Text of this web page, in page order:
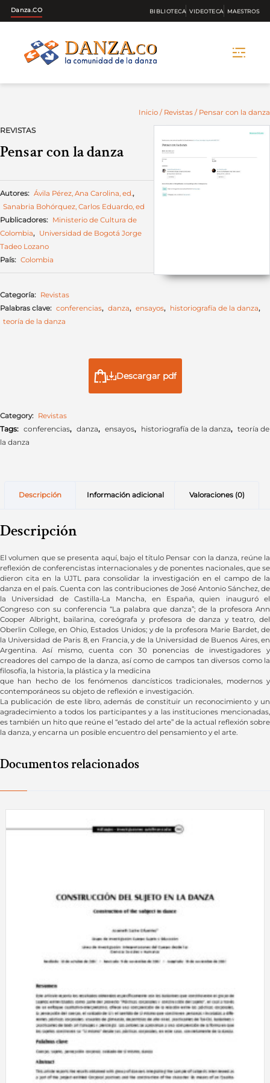
Danza.CO BIBLIOTECA VIDEOTECA MAESTROS
Inicio / Revistas / Pensar con la danza
REVISTAS
Pensar con la danza
Autores: Ávila Pérez, Ana Carolina, ed. ,
Sanabria Bohórquez, Carlos Eduardo, ed
Publicadores: Ministerio de Cultura de
Colombia,
Universidad de Bogotá Jorge
Tadeo Lozano
País: Colombia
Categoría: Revistas
Palabras clave: conferencias, danza, ensayos, historiografía de la danza,
teoría de la danza
Descargar pdf
Category: Revistas
Tags: conferencias, danza, ensayos, historiografía de la danza, teoría de
la danza
Descripción Información adicional Valoraciones (0)
Descripción
El volumen que se presenta aquí, bajo el título Pensar con la danza, reúne la
reflexión de conferencistas internacionales y de ponentes nacionales, que se
dieron cita en la UJTL para consolidar la investigación en el campo de la
danza en el país. Cuenta con las contribuciones de José Antonio Sánchez, de
la Universidad de Castilla-La Mancha, en España, quien inauguró el
Congreso con su conferencia “La palabra que danza”; de la profesora Ann
Cooper Albright, bailarina, coreógrafa y profesora de danza y teatro, del
Oberlin College, en Ohio, Estados Unidos; y de la profesora Marie Bardet, de
la Universidad de Paris 8, en Francia, y de la Universidad de Buenos Aires, en
Argentina. Así mismo, cuenta con 30 ponencias de investigadores y
creadores del campo de la danza, así como de campos tan diversos como la
filosofía, la historia, la plástica y la medicina
que han hecho de los fenómenos dancísticos tradicionales, modernos y
contemporáneos su objeto de reflexión e investigación.
La publicación de este libro, además de constituir un reconocimiento y un
agradecimiento a todos los participantes y a las instituciones mencionadas,
es también un hito que reúne el “estado del arte” de la actual reflexión sobre
la danza, y encarna un posible encuentro del pensamiento y el arte.
Documentos relacionados